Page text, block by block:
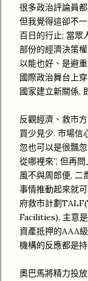
很多政治評論員
但我覺得這卻不
百日的行止; 當眾
部份的經濟決策
以能也好、是避
國際政治舞台上
國家建立新關係,
反觀經濟、救市
買少見少. 市場信
忽也可以是很飄
從哪裡來”, 但再
風不與周郎便, 二
事情推動起來就
府救市計劃
Facilities), 主意
資產抵押的AAA
機構的反應都是
奧巴馬將精力投